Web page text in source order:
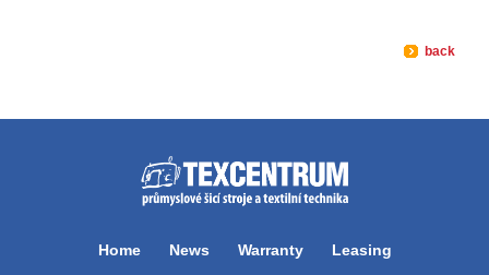
back
Home News Warranty Leasing